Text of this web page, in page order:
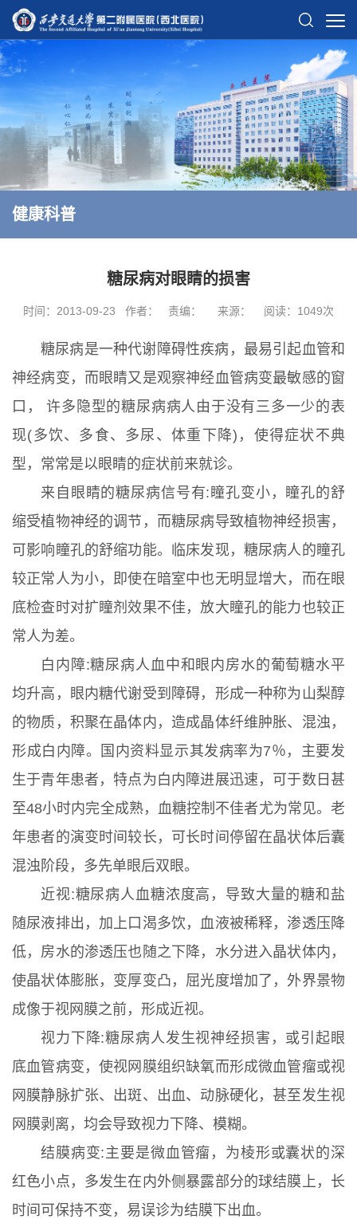
健康科普
糖尿病对眼睛的损害
时间：2013-09-23 作者： 责编： 来源： 阅读： 1049次
糖尿病是一种代谢障碍性疾病，最易引起血管和
神经病变，而眼睛又是观察神经血管病变最敏感的窗
口， 许多隐型的糖尿病病人由于没有三多一少的表
现(多饮、多食、多尿、体重下降)，使得症状不典
型，常常是以眼睛的症状前来就诊。
来自眼睛的糖尿病信号有:瞳孔变小，瞳孔的舒
缩受植物神经的调节，而糖尿病导致植物神经损害，
可影响瞳孔的舒缩功能。临床发现，糖尿病人的瞳孔
较正常人为小，即使在暗室中也无明显增大，而在眼
底检查时对扩瞳剂效果不佳，放大瞳孔的能力也较正
常人为差。
白内障:糖尿病人血中和眼内房水的葡萄糖水平
均升高，眼内糖代谢受到障碍，形成一种称为山梨醇
的物质，积聚在晶体内，造成晶体纤维肿胀、混浊，
形成白内障。国内资料显示其发病率为7％，主要发
生于青年患者，特点为白内障进展迅速，可于数日甚
至48小时内完全成熟，血糖控制不佳者尤为常见。老
年患者的演变时间较长，可长时间停留在晶状体后囊
混浊阶段，多先单眼后双眼。
近视:糖尿病人血糖浓度高，导致大量的糖和盐
随尿液排出，加上口渴多饮，血液被稀释，渗透压降
低，房水的渗透压也随之下降，水分进入晶状体内，
使晶状体膨胀，变厚变凸，屈光度增加了，外界景物
成像于视网膜之前，形成近视。
视力下降:糖尿病人发生视神经损害，或引起眼
底血管病变，使视网膜组织缺氧而形成微血管瘤或视
网膜静脉扩张、出斑、出血、动脉硬化，甚至发生视
网膜剥离，均会导致视力下降、模糊。
结膜病变:主要是微血管瘤，为棱形或囊状的深
红色小点，多发生在内外侧暴露部分的球结膜上，长
时间可保持不变，易误诊为结膜下出血。